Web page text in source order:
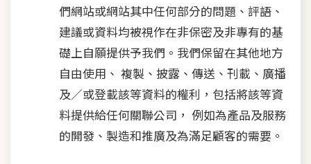
們網站或網站其中任何部分的問題、評語、
建議或資料均被視作在非保密及非專有的基
礎上自願提供予我們。我們保留在其他地方
自由使用、 複製、披露、傳送、刊載、廣播
及／或登載該等資料的權利，包括將該等資
料提供給任何關聯公司， 例如為產品及服務
的開發、製造和推廣及為滿足顧客的需要。